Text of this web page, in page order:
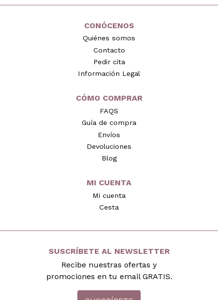
CONÓCENOS
Quiénes somos
Contacto
Pedir cita
Información Legal
CÓMO COMPRAR
FAQS
Guía de compra
Envíos
Devoluciones
Blog
MI CUENTA
Mi cuenta
Cesta
SUSCRÍBETE AL NEWSLETTER
Recibe nuestras ofertas y
promociones en tu email GRATIS.